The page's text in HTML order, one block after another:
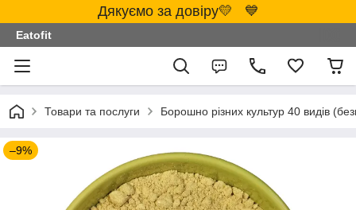
Дякуємо за довіру💛 💙
Eatofit
Товари та послуги Борошно різних культур 40 видів
–9%